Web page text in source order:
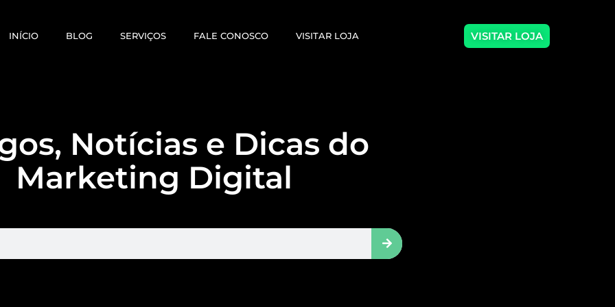
INÍCIO BLOG SERVIÇOS FALE CONOSCO VISITAR LOJA VISITAR LOJA
Notícias e Dicas do
Marketing Digital